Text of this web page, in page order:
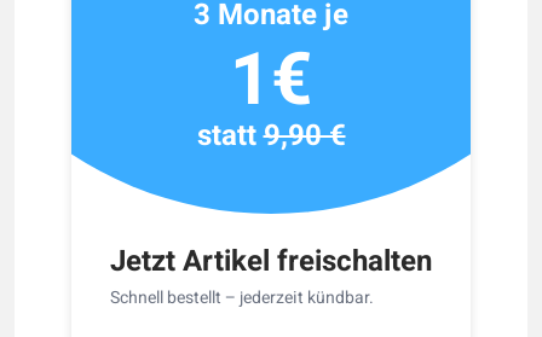
Jetzt Artikel freischalten
Schnell bestellt – jederzeit kündbar.
3 Monate je
1€
statt9,90 €